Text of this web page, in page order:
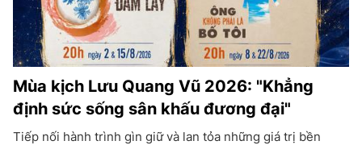
Mùa kịch Lưu Quang Vũ 2026: "Khẳng
định sức sống sân khấu đương đại"
Tiếp nối hành trình gìn giữ và lan tỏa những giá trị bền